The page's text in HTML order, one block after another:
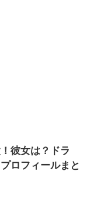
彼女は？ドラ
ロフィールまと